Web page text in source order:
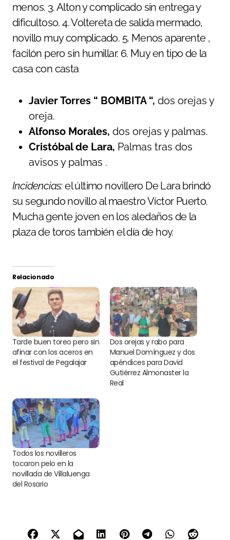
menos. 3. Alton y complicado sin entrega y
dificultoso. 4. Voltereta de salida mermado,
novillo muy complicado. 5. Menos aparente ,
facilón pero sin humillar. 6. Muy en tipo de la
casa con casta
Javier Torres “ BOMBITA “, dos orejas y
oreja.
Alfonso Morales, dos orejas y palmas.
Cristóbal de Lara, Palmas tras dos
avisos y palmas .
Incidencias:el último novillero De Lara brindó
su segundo novillo al maestro Víctor Puerto.
Mucha gente joven en los aledaños de la
plaza de toros también el día de hoy.
Relacionado
Tarde buen toreo pero sin
afinar con los aceros en
el festival de Pegalajar
Dos orejas y rabo para
Manuel Domínguez y dos
apéndices para David
Gutiérrez Almonaster la
Real
Todos los novilleros
tocaron pelo en la
novillada de Villaluenga
del Rosario